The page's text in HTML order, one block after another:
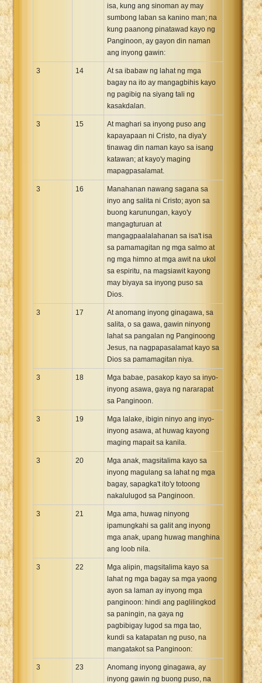
isa, kung ang sinoman ay may
sumbong laban sa kanino man; na
kung paanong pinatawad kayo ng
Panginoon, ay gayon din naman
ang inyong gawin:
3 14
At sa ibabaw ng lahat ng mga
bagay na ito ay mangagbihis kayo
ng pagibig na siyang tali ng
kasakdalan.
3 15
At maghari sa inyong puso ang
kapayapaan ni Cristo, na diya'y
tinawag din naman kayo sa isang
katawan; at kayo'y maging
mapagpasalamat.
3 16
Manahanan nawang sagana sa
inyo ang salita ni Cristo; ayon sa
buong karunungan, kayo'y
mangagturuan at
mangagpaalalahanan sa isa't isa
sa pamamagitan ng mga salmo at
ng mga himno at mga awit na ukol
sa espiritu, na magsiawit kayong
may biyaya sa inyong puso sa
Dios.
3 17
At anomang inyong ginagawa, sa
salita, o sa gawa, gawin ninyong
lahat sa pangalan ng Panginoong
Jesus, na nagpapasalamat kayo sa
Dios sa pamamagitan niya.
3 18
Mga babae, pasakop kayo sa inyo-
inyong asawa, gaya ng nararapat
sa Panginoon.
3 19
Mga lalake, ibigin ninyo ang inyo-
inyong asawa, at huwag kayong
maging mapait sa kanila.
3 20
Mga anak, magsitalima kayo sa
inyong magulang sa lahat ng mga
bagay, sapagka't ito'y totoong
nakalulugod sa Panginoon.
3 21
Mga ama, huwag ninyong
ipamungkahi sa galit ang inyong
mga anak, upang huwag manghina
ang loob nila.
3 22
Mga alipin, magsitalima kayo sa
lahat ng mga bagay sa mga yaong
ayon sa laman ay inyong mga
panginoon: hindi ang paglilingkod
sa paningin, na gaya ng
pagbibigay lugod sa mga tao,
kundi sa katapatan ng puso, na
mangatakot sa Panginoon:
3 23
Anomang inyong ginagawa, ay
inyong gawin ng buong puso, na